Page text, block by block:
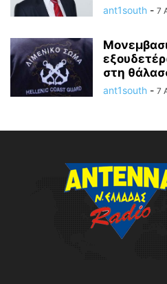
ant1south - 7
στη
ant1south - 7